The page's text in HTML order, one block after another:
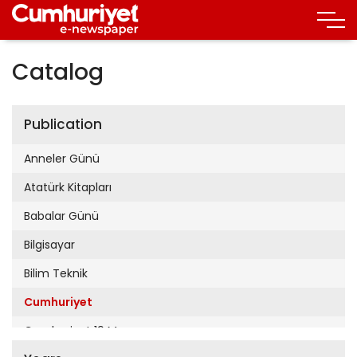
Catalog
Publication
Anneler Günü
Atatürk Kitapları
Babalar Günü
Bilgisayar
Bilim Teknik
Cumhuriyet
Cumhuriyet 19 Mayıs